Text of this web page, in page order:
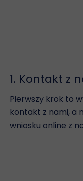
1. Kontakt z
Pierwszy krok to
kontakt z nami, a
wniosku online z